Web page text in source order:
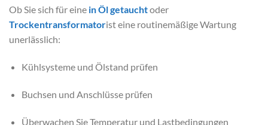
Ob Sie sich für eine in Öl getauchtoder
Trockentransformatorist eine routinemäßige Wartung
unerlässlich:
Kühlsysteme und Ölstand prüfen
Buchsen und Anschlüsse prüfen
Überwachen Sie Temperatur und Lastbedingungen